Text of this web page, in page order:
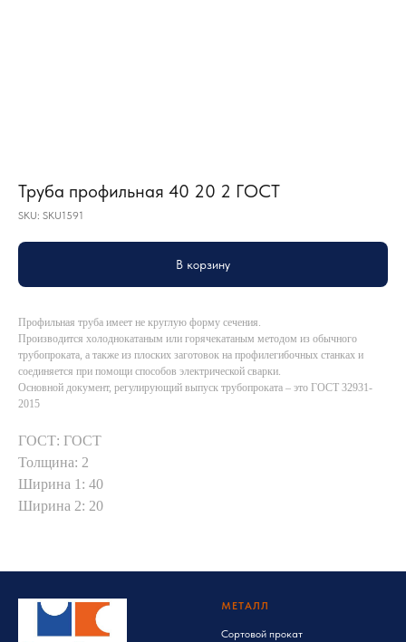
Труба профильная 40 20 2 ГОСТ
SKU: SKU1591
В корзину
Профильная труба имеет не круглую форму сечения.
Производится холоднокатаным или горячекатаным методом из обычного
трубопроката, а также из плоских заготовок на профилегибочных станках и
соединяется при помощи способов электрической сварки.
Основной документ, регулирующий выпуск трубопроката – это ГОСТ 32931-
2015
ГОСТ: ГОСТ
Толщина: 2
Ширина 1: 40
Ширина 2: 20
МЕТАЛЛ
Сортовой прокат